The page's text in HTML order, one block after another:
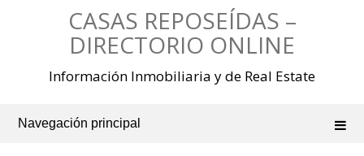
CASAS REPOSEÍDAS –
DIRECTORIO ONLINE
Información Inmobiliaria y de Real Estate
Navegación principal